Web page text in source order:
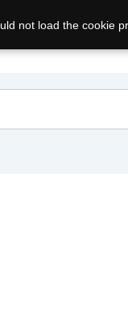
not load the cookie